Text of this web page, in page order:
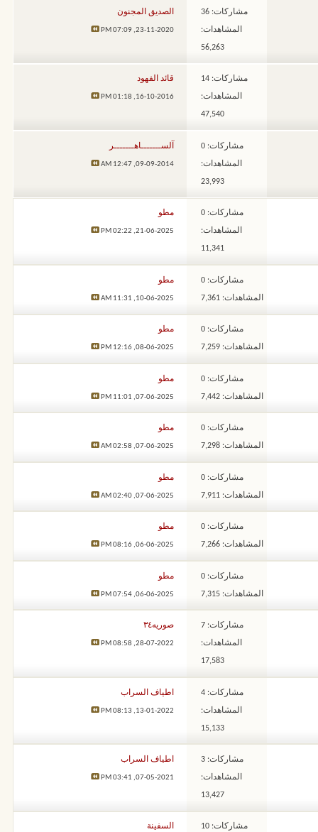
مشاركات: 36
المشاهدات:
56,263
الصديق المجنون
23-11-2020,
07:09 PM
مشاركات: 14
المشاهدات:
47,540
قائد الفهود
16-10-2016,
01:18 PM
مشاركات: 0
المشاهدات:
23,993
آلســـــــاهـــــــر
09-09-2014,
12:47 AM
مشاركات: 0
المشاهدات:
11,341
مطو
21-06-2025,
02:22 PM
مشاركات: 0
المشاهدات: 7,361
مطو
10-06-2025,
11:31 AM
مشاركات: 0
المشاهدات: 7,259
مطو
08-06-2025,
12:16 PM
مشاركات: 0
المشاهدات: 7,442
مطو
07-06-2025,
11:01 PM
مشاركات: 0
المشاهدات: 7,298
مطو
07-06-2025,
02:58 AM
مشاركات: 0
المشاهدات: 7,911
مطو
07-06-2025,
02:40 AM
مشاركات: 0
المشاهدات: 7,266
مطو
06-06-2025,
08:16 PM
مشاركات: 0
المشاهدات: 7,315
مطو
06-06-2025,
07:54 PM
مشاركات: 7
المشاهدات:
17,583
صوريه٣٤
28-07-2022,
08:58 PM
مشاركات: 4
المشاهدات:
15,133
اطياف السراب
13-01-2022,
08:13 PM
مشاركات: 3
المشاهدات:
13,427
اطياف السراب
07-05-2021,
03:41 PM
مشاركات: 10 السفينة